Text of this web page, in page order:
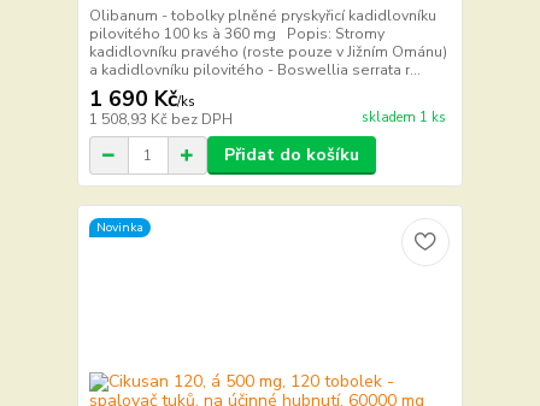
Olibanum - tobolky plněné pryskyřicí kadidlovníku
pilovitého 100 ks à 360 mg Popis: Stromy
kadidlovníku pravého (roste pouze v Jižním Ománu)
a kadidlovníku pilovitého - Boswellia serrata r...
1 690 Kč/ks
1 508,93 Kč bez DPH skladem 1 ks
Přidat do košíku
Novinka